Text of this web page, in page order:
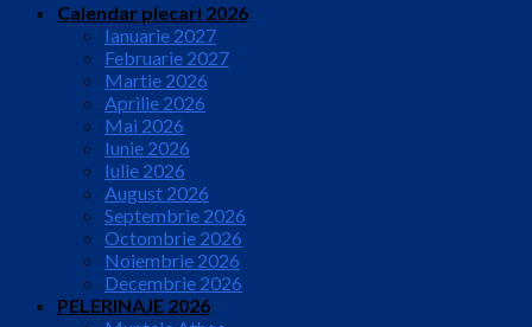
Calendar plecari 2026
Ianuarie 2027
Februarie 2027
Martie 2026
Aprilie 2026
Mai 2026
Iunie 2026
Iulie 2026
August 2026
Septembrie 2026
Octombrie 2026
Noiembrie 2026
Decembrie 2026
PELERINAJE 2026